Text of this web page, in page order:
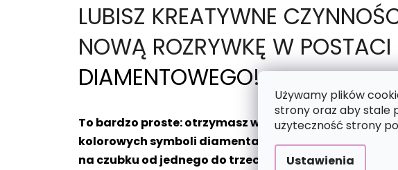
Używamy plików
strony oraz aby stale
użyteczność strony
Ustawienia
LUBISZ KREATYWNE
NOWĄ ROZRYWKĘ W
DIAMENTOWEGO!
To bardzo proste: otrzymasz wybrany motyw
kolorowych symboli diamentami z odpowiednimi
na czubku od jednego do trzech diamentów naraz.